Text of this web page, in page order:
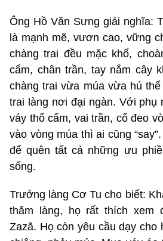
Ông Hồ Văn Sưng giải nghĩa:
là mạnh mẽ, vươn cao, vững
chàng trai đều mặc khố,
cẩm, chân trần, tay nắm cây
chàng trai vừa múa vừa hú
trai làng nơi đại ngàn. Với phụ
váy thổ cẩm, vai trần, cổ đeo
vào vòng múa thì ai cũng
để quên tất cả những ưu
sống.
Trưởng làng Cơ Tu cho biết:
thăm làng, họ rất thích xem
Zazã. Họ còn yêu cầu dạy cho